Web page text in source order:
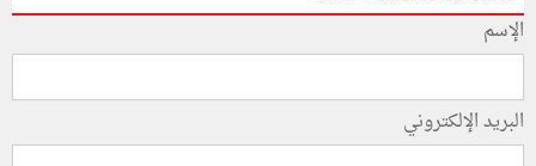
الإسم
البريد الإلكتروني